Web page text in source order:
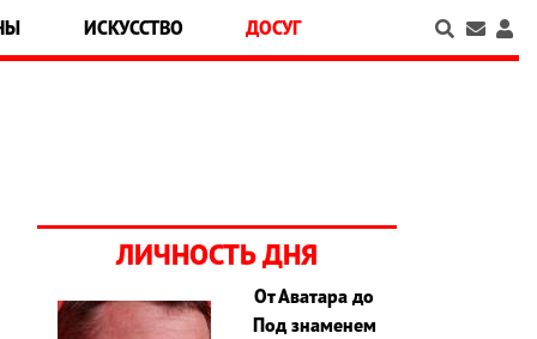
ИСКУССТВО ДОСУГ
ЛИЧНОСТЬ ДНЯ
От Аватара до
Под знаменем